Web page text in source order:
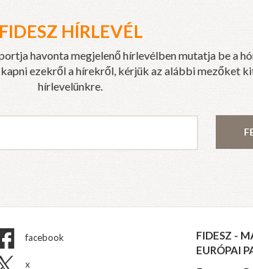
FIDESZ HÍRLEVÉL
havonta megjelenő hírlevélben mutatja be a
ezekről a hírekről, kérjük az alábbi mezőket
hírlevelünkre.
facebook
x
FIDESZ -
EURÓPAI